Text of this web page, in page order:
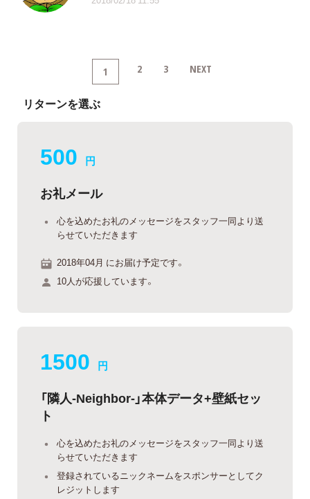
1 2 3 NEXT
リターンを選ぶ
500 円
お礼メール
心を込めたお礼のメッセージをスタッフ一同より送
らせていただきます
2018年04月 にお届け予定です。
10人が応援しています。
1500 円
「隣人-Neighbor-」本体データ+壁紙セッ
ト
心を込めたお礼のメッセージをスタッフ一同より送
らせていただきます
登録されているニックネームをスポンサーとしてク
レジットします